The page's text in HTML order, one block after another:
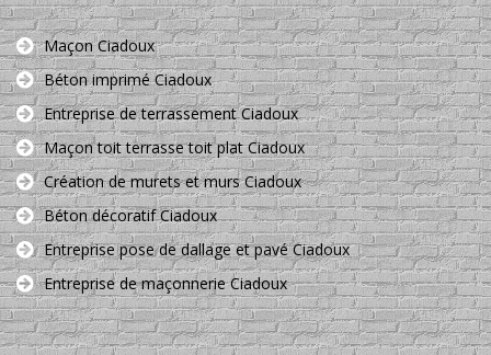
Maçon Ciadoux
Béton imprimé Ciadoux
Entreprise de terrassement Ciadoux
Maçon toit terrasse toit plat Ciadoux
Création de murets et murs Ciadoux
Béton décoratif Ciadoux
Entreprise pose de dallage et pavé Ciadoux
Entreprise de maçonnerie Ciadoux